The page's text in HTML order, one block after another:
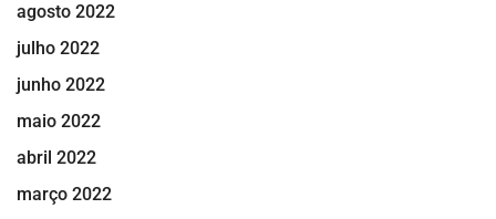
agosto 2022
julho 2022
junho 2022
maio 2022
abril 2022
março 2022